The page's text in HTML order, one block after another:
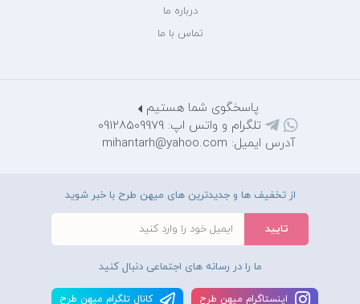
درباره ما
تماس با ما
پاسخگوی شما هستیم
تلگرام و واتس اپ: 09128509979
آدرس ایمیل: mihantarh@yahoo.com
از تخفیف ها و جدیدترین های میهن طرح با خبر شوید
ما را در رسانه های اجتماعی دنبال کنید
اينستاگرام ميهن طرح کانال تلگرام ميهن طرح